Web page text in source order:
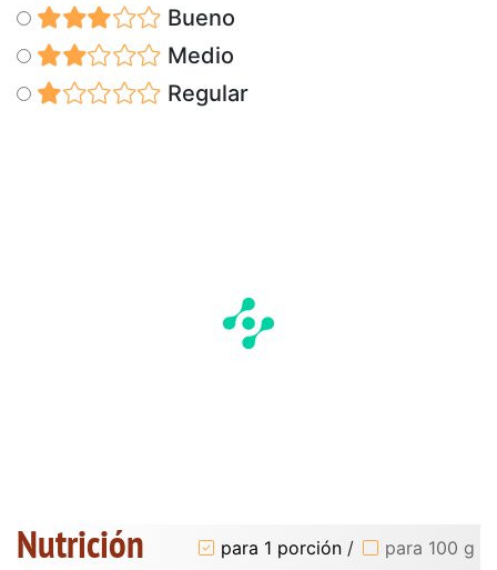
Bueno
Medio
Regular
Nutrición para 1 porción / para 100 g